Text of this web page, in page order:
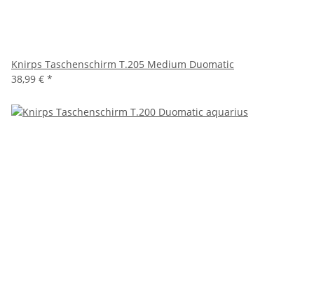
Knirps Taschenschirm T.205 Medium Duomatic
38,99 € *